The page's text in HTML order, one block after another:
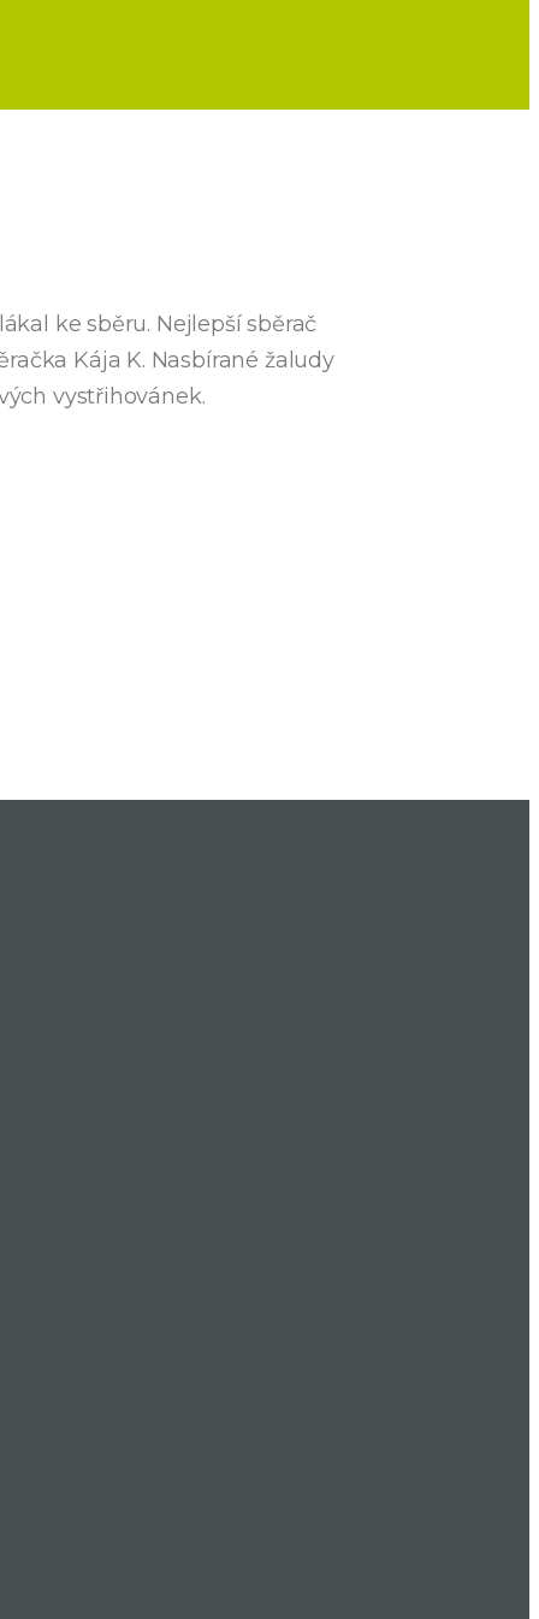
ke sběru. Nejlepší sběrač
Kája K. Nasbírané žaludy
vystřihovánek.